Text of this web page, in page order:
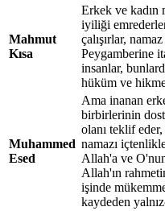
Mahmut
Kısa
Erkek ve kadın
iyiliği
çalışırlar,
Peygamberine
insanlar,
hüküm ve
Muhammed
Esed
Ama inanan
birbirlerinin
olanı teklif
namazı
Allah'a ve
Allah'ın
işinde
kaydeden